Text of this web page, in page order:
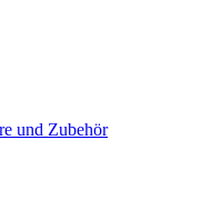
und Zubehör